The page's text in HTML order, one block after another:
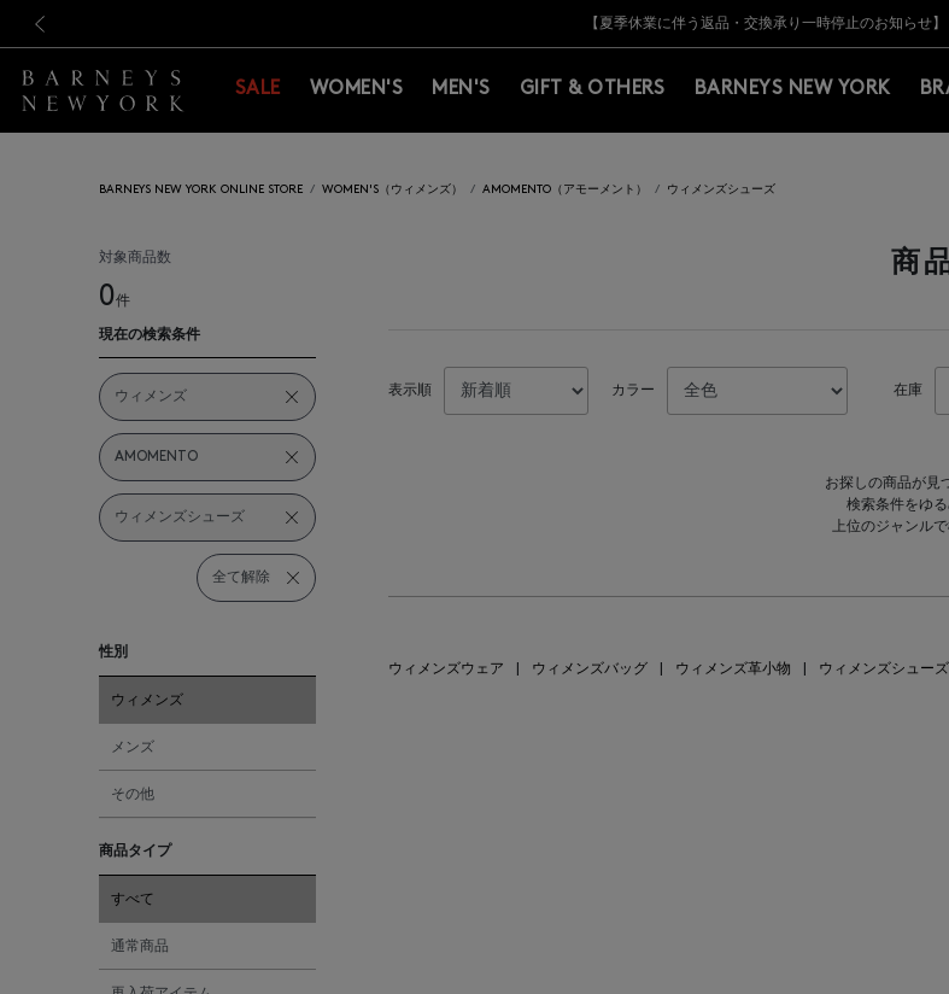
新規登録のお客様も対象！＜MY BARNEYS＞会員のお客様は11,000円（税込）以上のお買
【夏季休業に伴う出荷一時停止のお知らせ】
【オンラインストア カスタマーセンター夏季休業に関するお
【夏季休業に伴う返品・交換承り一時停止のお知らせ
熊本県を中心とした地震の影響によるお荷物のお届
【開催中】SUMMER SALEのご案内・ご注意
新規登録のお客様も対象！＜MY BARNEYS＞会員のお客様は11,000円（税込）以上のお買
【夏季休業に伴う出荷一時停止のお知らせ】
SALE WOMEN'S MEN'S GIFT & OTHERS BARNEYS NEW YORK
BARNEYS NEW YORK ONLINE STORE WOMEN'S（ウィメンズ） AMOMENTO（アモーメント） ウィメンズシューズ
対象商品数
0件
現在の検索条件
ウィメンズ
AMOMENTO
ウィメンズシューズ
全て解除
性別
ウィメンズ
メンズ
その他
商品タイプ
すべて
通常商品
商
表示順 カラー 在庫
お探しの商品が見
検索条件をゆる
上位のジャンル
ウィメンズウェア ウィメンズバッグ ウィメンズ革小物 ウィメンズシューズ